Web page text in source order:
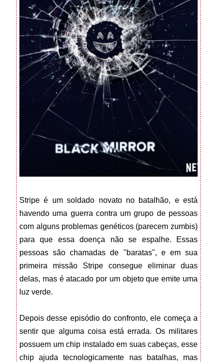
Stripe é um soldado novato no batalhão, e está
havendo uma guerra contra um grupo de pessoas
com alguns problemas genéticos (parecem zumbis)
para que essa doença não se espalhe. Essas
pessoas são chamadas de "baratas", e em sua
primeira missão Stripe consegue eliminar duas
delas, mas é atacado por um objeto que emite uma
luz verde.
Depois desse episódio do confronto, ele começa a
sentir que alguma coisa está errada. Os militares
possuem um chip instalado em suas cabeças, esse
chip ajuda tecnologicamente nas batalhas, mas